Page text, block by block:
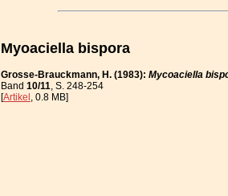
Myoaciella bispora
Grosse-Brauckmann, H. (1983): Mycoaciella
Band 10/11, S. 248-254
[Artikel, 0.8 MB]